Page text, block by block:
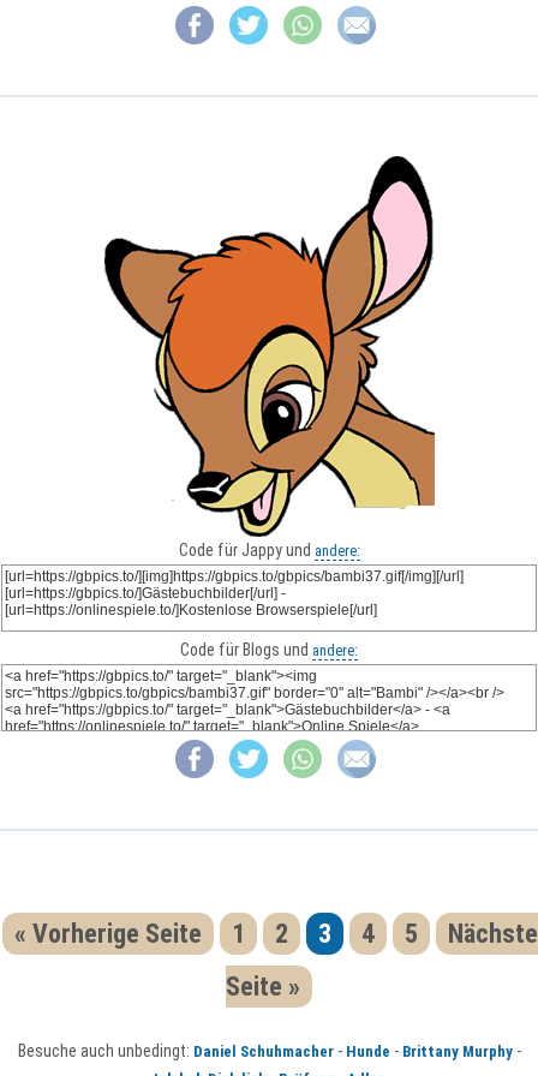
Code für Jappy und andere:
Code für Blogs und andere:
« Vorherige Seite 1 2 3 4 5
Nächste
Seite »
Besuche auch unbedingt: Daniel Schuhmacher- Hunde - Brittany Murphy-